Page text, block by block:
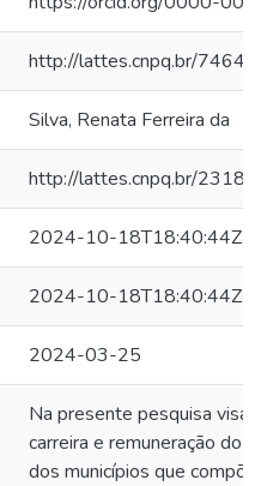
http://lattes.cnpq.br/
Silva, Renata Ferreira da
http://lattes.cnpq.br/
2024-10-18T18:40:44Z
2024-10-18T18:40:44Z
2024-03-25
Na presente pesquisa
carreira e remuneração do
dos municípios que